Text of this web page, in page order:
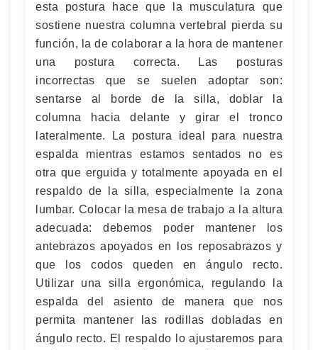
esta postura hace que la musculatura que
sostiene nuestra columna vertebral pierda su
función, la de colaborar a la hora de mantener
una postura correcta. Las posturas
incorrectas que se suelen adoptar son:
sentarse al borde de la silla, doblar la
columna hacia delante y girar el tronco
lateralmente. La postura ideal para nuestra
espalda mientras estamos sentados no es
otra que erguida y totalmente apoyada en el
respaldo de la silla, especialmente la zona
lumbar. Colocar la mesa de trabajo a la altura
adecuada: debemos poder mantener los
antebrazos apoyados en los reposabrazos y
que los codos queden en ángulo recto.
Utilizar una silla ergonómica, regulando la
espalda del asiento de manera que nos
permita mantener las rodillas dobladas en
ángulo recto. El respaldo lo ajustaremos para